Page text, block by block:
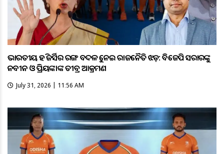
ଭାରତୀୟ ହକି ଜର୍ସିର ରଙ୍ଗ ବଦଳକୁ ନେଇ ରାଜନୈତିକ ଝଡ଼: ବିଜେପି ସରକାରଙ୍କୁ
ନବୀନ ଓ ପ୍ରିୟଙ୍କାଙ୍କ ତୀବ୍ର ଆକ୍ରମଣ
July 31, 2026 | 11:56 AM